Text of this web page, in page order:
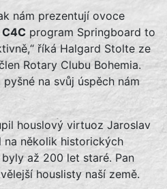
nám prezentují ovoce
C4C program Springboard to
říká Halgard Stolte ze
Rotary Clubu Bohemia.
na svůj úspěch nám
houslový virtuoz Jaroslav
na několik historických
až 200 let staré. Pan
houslisty naší země.